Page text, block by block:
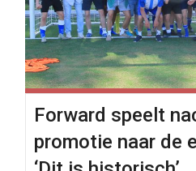
Forward speelt
promotie naar de